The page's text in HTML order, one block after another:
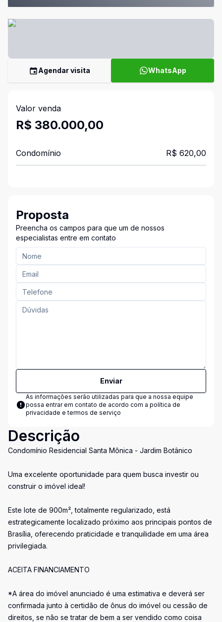
Agendar visita WhatsApp
Valor venda
R$ 380.000,00
Condomínio R$ 620,00
Proposta
Preencha os campos para que um de nossos
especialistas entre em contato
Enviar
As informações serão utilizadas para que a nossa equipe
possa entrar em contato de acordo com a política de
privacidade e termos de serviço
Descrição
Condomínio Residencial Santa Mônica - Jardim Botânico
Uma excelente oportunidade para quem busca investir ou
construir o imóvel ideal!
Este lote de 900m², totalmente regularizado, está
estrategicamente localizado próximo aos principais pontos de
Brasília, oferecendo praticidade e tranquilidade em uma área
privilegiada.
ACEITA FINANCIAMENTO
*A área do imóvel anunciado é uma estimativa e deverá ser
confirmada junto à certidão de ônus do imóvel ou cessão de
direitos, se não se tratar de bem a ser vendido como coisa